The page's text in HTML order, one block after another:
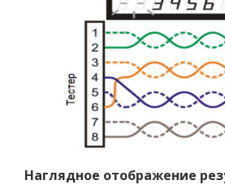
Наглядное отображение